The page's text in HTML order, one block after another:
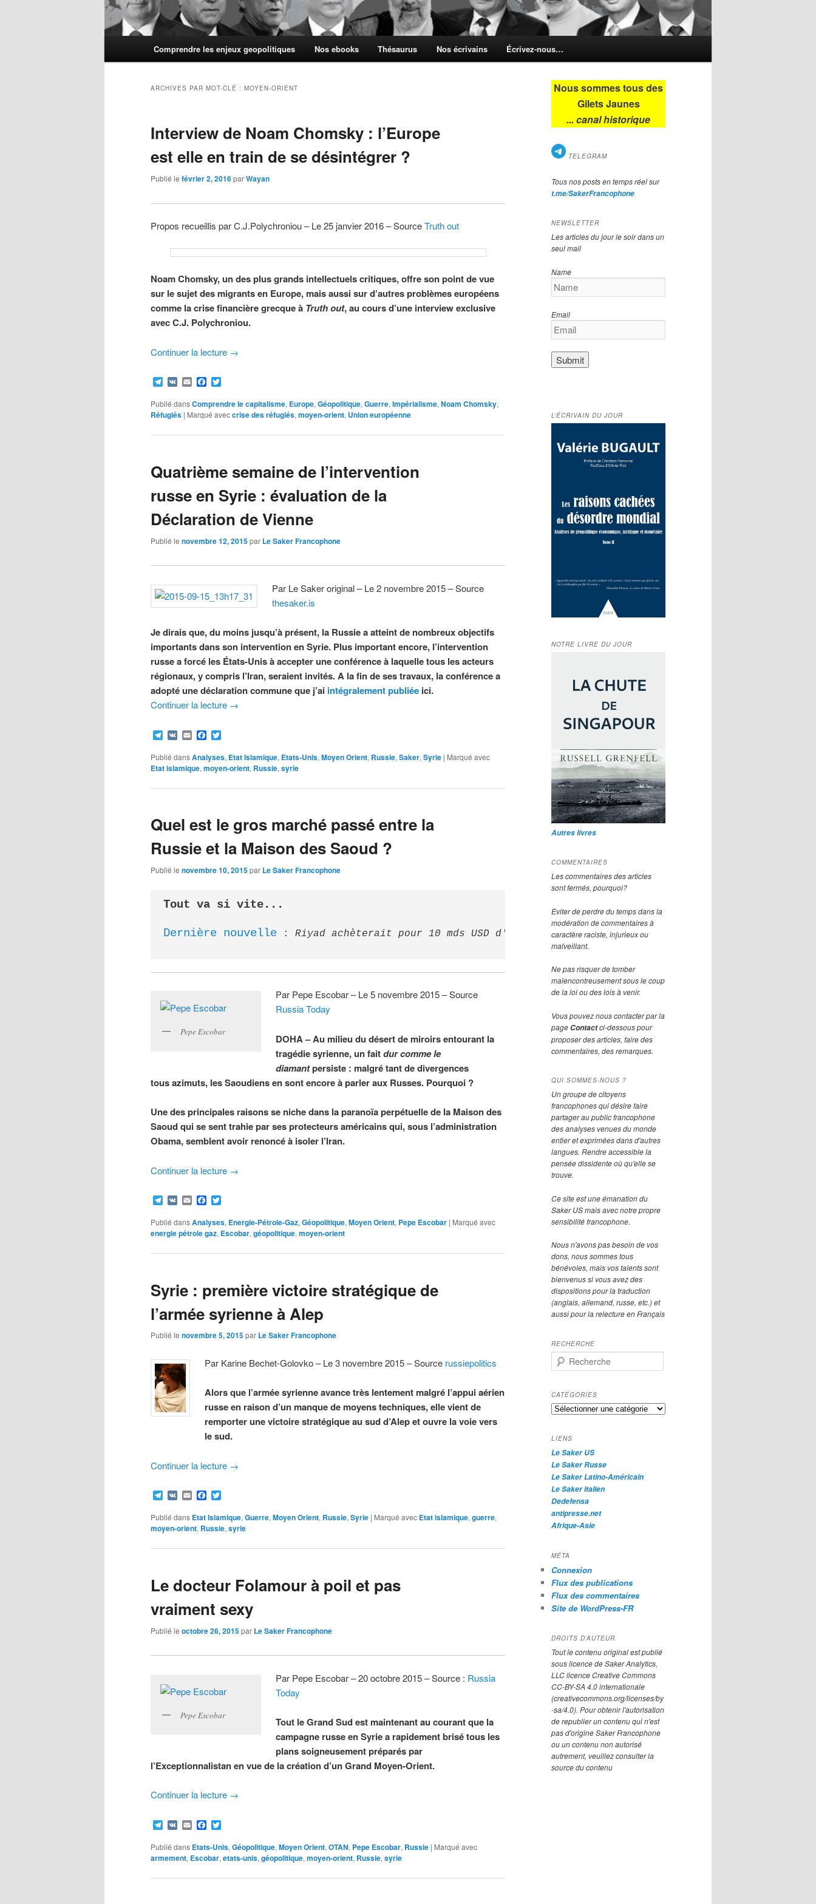
Comprendre les enjeux geopolitiques Nos ebooks Thésaurus Nos écrivains Écrivez-nous…
ARCHIVES PAR MOT-CLÉ : MOYEN-ORIENT
Interview de Noam Chomsky : l’Europe
est elle en train de se désintégrer ?
Publié le février 2, 2016parWayan
Propos recueillis par C.J.Polychroniou – Le 25 janvier 2016 – SourceTruth out
Noam Chomsky, un des plus grands intellectuels critiques, offre son point de vue
sur le sujet des migrants en Europe, mais aussi sur d’autres problèmes européens
comme la crise financière grecque à Truth out, au cours d’une interview exclusive
avec C.J. Polychroniou.
Continuer la lecture →
Telegram
VK EmailFacebook
Publié dansComprendre le capitalisme, Europe, Géopolitique, Guerre, Impérialisme, Noam Chomsky,
Réfugiés | Marqué aveccrise des réfugiés, moyen-orient, Union européenne
Quatrième semaine de l’intervention
russe en Syrie : évaluation de la
Déclaration de Vienne
Publié le novembre 12, 2015par Le Saker Francophone
Par Le Saker original – Le 2 novembre 2015 – Source
thesaker.is
Je dirais que, du moins jusqu’à présent, la Russie a atteint de nombreux objectifs
importants dans son intervention en Syrie. Plus important encore, l’intervention
russe a forcé les États-Unis à accepter une conférence à laquelle tous les acteurs
régionaux, y compris l’Iran, seraient invités. A la fin de ses travaux, la conférence a
adopté une déclaration commune que j’ai intégralement publiée ici.
Continuer la lecture →
Telegram
VK EmailFacebook
Publié dansAnalyses, Etat Islamique, Etats-Unis, Moyen Orient, Russie, Saker, Syrie | Marqué avec
Etat islamique, moyen-orient, Russie, syrie
Quel est le gros marché passé entre la
Russie et la Maison des Saoud ?
Publié le novembre 10, 2015par Le Saker Francophone
Tout va si vite...
Dernière nouvelle : Riyad achèterait pour 10 mds USD d'armes russes
Pepe Escobar
Par Pepe Escobar – Le 5 novembre 2015 – Source
Russia Today
DOHA – Au milieu du désert de miroirs entourant la
tragédie syrienne, un faitdur comme le
diamantpersiste : malgré tant de divergences
tous azimuts, les Saoudiens en sont encore à parler aux Russes. Pourquoi ?
Une des principales raisons se niche dans la paranoïa perpétuelle de la Maison des
Saoud qui se sent trahie par ses protecteurs américains qui, sous l’administration
Obama, semblent avoir renoncé à isoler l’Iran.
Continuer la lecture →
Telegram
VK EmailFacebook
Publié dansAnalyses, Energie-Pétrole-Gaz, Géopolitique, Moyen Orient, Pepe Escobar | Marqué avec
energie pétrole gaz, Escobar, géopolitique, moyen-orient
Syrie : première victoire stratégique de
l’armée syrienne à Alep
Publié le novembre 5, 2015par Le Saker Francophone
Par Karine Bechet-Golovko –Le 3 novembre 2015 – Source russiepolitics
Alors que l’armée syrienne avance très lentement malgré l’appui aérien
russe en raison d’un manque de moyens techniques, elle vient de
remporter une victoire stratégique au sud d’Alep et ouvre la voie vers
le sud.
Continuer la lecture →
Telegram
VK EmailFacebook
Publié dans Etat Islamique, Guerre, Moyen Orient, Russie, Syrie | Marqué avec Etat islamique, guerre,
moyen-orient, Russie, syrie
Le docteur Folamour à poil et pas
vraiment sexy
Publié le octobre 26, 2015par Le Saker Francophone
Pepe Escobar
Par Pepe Escobar – 20 octobre 2015 – Source : Russia
Today
Tout le Grand Sud est maintenant au courant que la
campagne russe en Syrie a rapidement brisé tous les
plans soigneusement préparés par
l’Exceptionnalistan en vue de la création d’un Grand Moyen-Orient.
Continuer la lecture →
Telegram
VK EmailFacebook
Publié dans Etats-Unis, Géopolitique, Moyen Orient, OTAN, Pepe Escobar, Russie | Marqué avec
armement, Escobar, etats-unis, géopolitique, moyen-orient, Russie, syrie
Nous sommes tous des
Gilets Jaunes
... canal historique
TELEGRAM
Tous nos posts en temps réel sur
t.me/SakerFrancophone
NEWSLETTER
Les articles du jour le soir dans un
seul mail
Name
Email
L’ÉCRIVAIN DU JOUR
NOTRE LIVRE DU JOUR
Autres livres
COMMENTAIRES
Les commentaires des articles
sont fermés, pourquoi?
Eviter de perdre du temps dans la
modération de commentaires à
caractère raciste, injurieux ou
malveillant.
Ne pas risquer de tomber
malencontreusement sous le coup
de la loi ou des lois à venir.
Vous pouvez nous contacter par la
page Contactci-dessous pour
proposer des articles, faire des
commentaires, des remarques.
QUI SOMMES-NOUS ?
Un groupe de citoyens
francophones qui désire faire
partager au public francophone
des analyses venues du monde
entier et exprimées dans d'autres
langues. Rendre accessible la
pensée dissidente où qu'elle se
trouve.
Ce site est une émanation du
Saker US mais avec notre propre
sensibilité francophone.
Nous n'avons pas besoin de vos
dons, nous sommes tous
bénévoles, mais vos talents sont
bienvenus si vous avez des
dispositions pour la traduction
(anglais, allemand, russe, etc.) et
aussi pour la relecture en Français
RECHERCHE
e
h
e
r
h
e
CATÉGORIES
Catégories
LIENS
Le Saker US
Le Saker Russe
Le Saker Latino-Américain
Le Saker Italien
Dedefensa
antipresse.net
Afrique-Asie
MÉTA
Connexion
Flux des publications
Flux des commentaires
Site de WordPress-FR
DROITS D’AUTEUR
Tout le contenu original est publié
sous licence de Saker Analytics,
LLC licence Creative Commons
CC-BY-SA 4.0 internationale
(creativecommons.org/licenses/by
-sa/4.0). Pour obtenir l'autorisation
de republier un contenu qui n'est
pas d'origine Saker Francophone
ou un contenu non autorisé
autrement, veuillez consulter la
source du contenu